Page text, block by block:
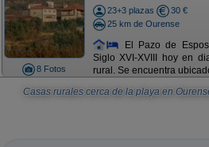
8 Fotos
23+3 plazas
30 €
25 km de Ourense
El Pazo de
Siglo XVI-XVIII hoy en
rural. Se encuentra
Casas rurales cerca de la playa en